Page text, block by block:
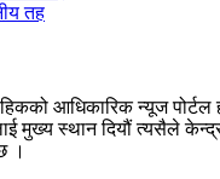
तह
आधिकारिक न्यूज
मुख्य स्थान दियौं त्यसैले
।